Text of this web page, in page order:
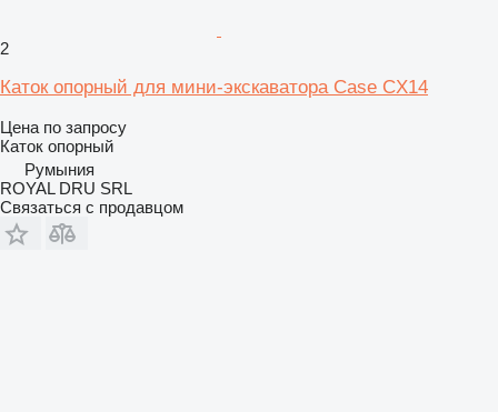
2
Каток опорный для мини-экскаватора Case CX14
Цена по запросу
Каток опорный
Румыния
ROYAL DRU SRL
Связаться с продавцом